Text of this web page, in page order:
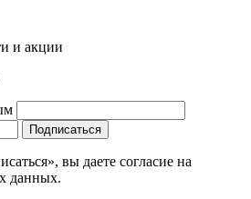
и акции
Подписаться
вы даете согласие на
данных.